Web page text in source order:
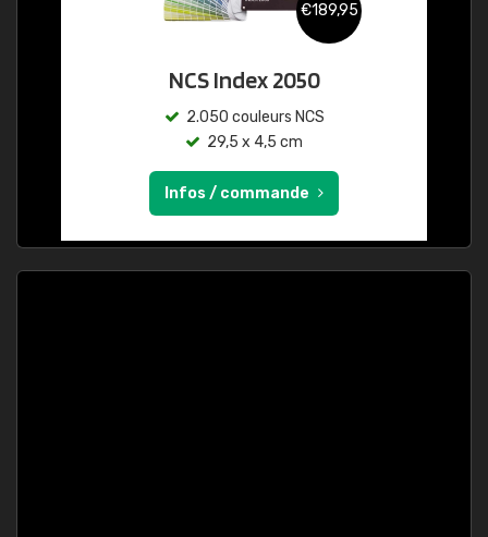
€189,95
NCS Index 2050
2.050 couleurs NCS
29,5 x 4,5 cm
Infos / commande